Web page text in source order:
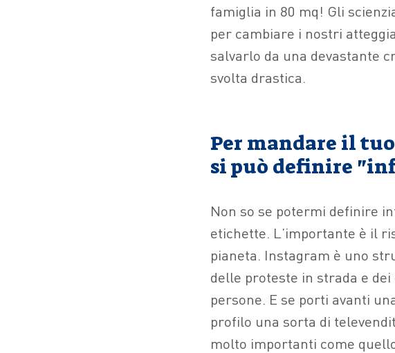
famiglia in 80 mq! Gli
per cambiare i nostri
salvarlo da una devastante
svolta drastica.
Per mandare il
si può definire
Non so se potermi definire
etichette. L’importante è il
pianeta. Instagram è uno
delle proteste in strada e
persone. E se porti avanti
profilo una sorta di
molto importanti come